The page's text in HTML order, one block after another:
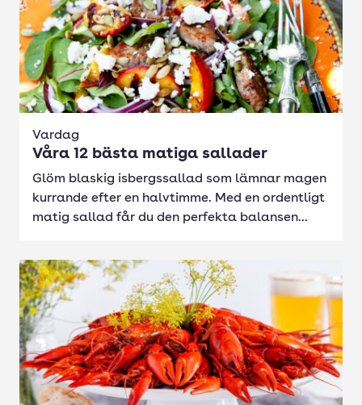
Vardag
Våra 12 bästa matiga sallader
Glöm blaskig isbergssallad som lämnar magen
kurrande efter en halvtimme. Med en ordentligt
matig sallad får du den perfekta balansen...